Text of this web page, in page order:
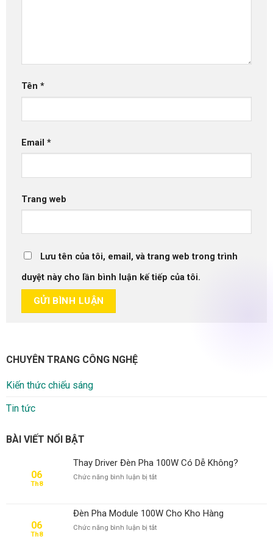
Tên *
Email *
Trang web
Lưu tên của tôi, email, và trang web trong trình
duyệt này cho lần bình luận kế tiếp của tôi.
CHUYÊN TRANG CÔNG NGHỆ
Kiến thức chiếu sáng
Tin tức
BÀI VIẾT NỔI BẬT
06
Th8
Thay Driver Đèn Pha 100W Có Dễ Không?
Chức năng bình luận bị tắtở
Pha
100W
06
Th8
Đèn Pha Module 100W Cho Kho Hàng
Chức năng bình luận bị tắtở